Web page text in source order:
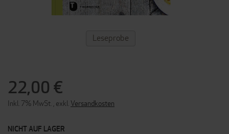
22,00 €
Inkl. 7% MwSt. exkl. Versandkosten
NICHT AUF LAGER
ZUM
ANFANG
Leseprobe